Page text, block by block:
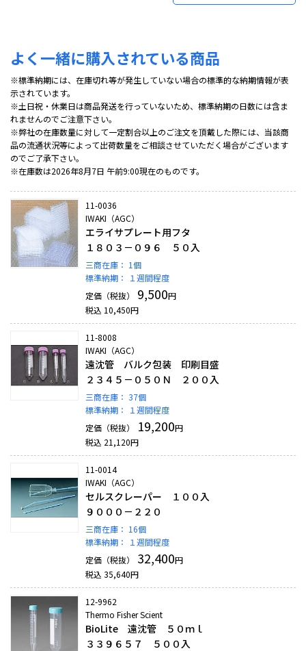
よく一緒に購入されている商品
※標準納期には、在庫切れ等が発生していない場合の標準的な納期情報が表
示されています。
※土日祝・休業日は商品発送を行っていないため、標準納期の日数には含ま
れませんのでご注意下さい。
※弊社の在庫数量に対して一定割合以上のご注文を頂戴した際には、当該商
品の流通状況等によって出荷数量をご相談させていただく場合がございます
のでご了承下さい。
※在庫数は2026年8月7日 午前9:00現在のものです。
11-0036
IWAKI（AGC）
エライサプレート用フタ
１８０３－０９６ ５０入
三商在庫： 1個
標準納期：
１週間程度
定価（税抜）
9,500円
税込 10,450円
11-8008
IWAKI（AGC）
遠沈管 バルク包装 印刷目盛
２３４５－０５０Ｎ ２００入
三商在庫： 37個
標準納期：
１週間程度
定価（税抜）
19,200円
税込 21,120円
11-0014
IWAKI（AGC）
セルスクレーパー １００入
９０００－２２０
三商在庫： 16個
標準納期：
１週間程度
定価（税抜）
32,400円
税込 35,640円
12-9962
Thermo Fisher Scient
BioLite 遠沈管 ５０ｍｌ
３３９６５７ ５００入